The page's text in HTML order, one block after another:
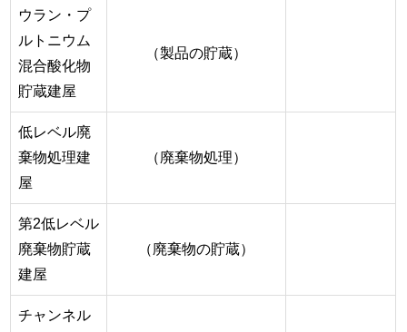
ウラン・プ
ルトニウム
混合酸化物
貯蔵建屋
（製品の貯蔵）
低レベル廃
棄物処理建
屋
（廃棄物処理）
第2低レベル
廃棄物貯蔵
建屋
（廃棄物の貯蔵）
チャンネル